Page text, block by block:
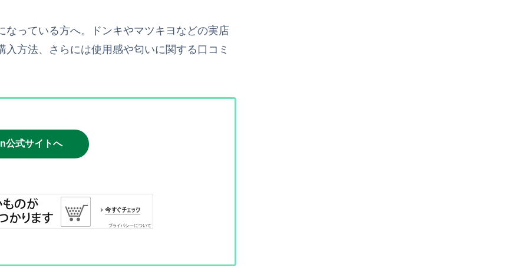
っている方へ。ドンキやマツキヨなどの実店
方法、さらには使用感や匂いに関する口コミ
公式サイトへ